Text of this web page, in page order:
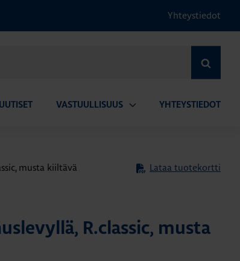
Yhteystiedot
UUTISET VASTUULLISUUS YHTEYSTIEDOT
musta kiiltävä Lataa tuotekortti
R.classic, musta